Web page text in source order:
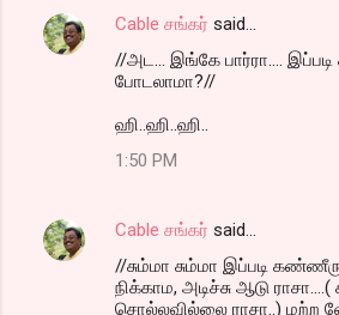
Cable சங்கர் said…
//அட... இங்கே பார்ரா.... இப்படி
போடலாமா?//
ஹி..ஹி..ஹி..
1:50 PM
Cable சங்கர் said…
//சும்மா சும்மா இப்படி
நிக்காம, அடிச்சு ஆடு ராசா....(
சொல்லவில்லை ராசா..) மற்ற